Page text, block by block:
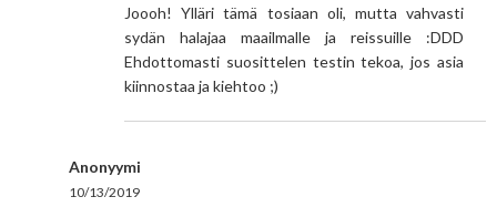
Joooh! Ylläri tämä tosiaan oli, mutta vahvasti
sydän halajaa maailmalle ja reissuille :DDD
Ehdottomasti suosittelen testin tekoa, jos asia
kiinnostaa ja kiehtoo ;)
Anonyymi
10/13/2019